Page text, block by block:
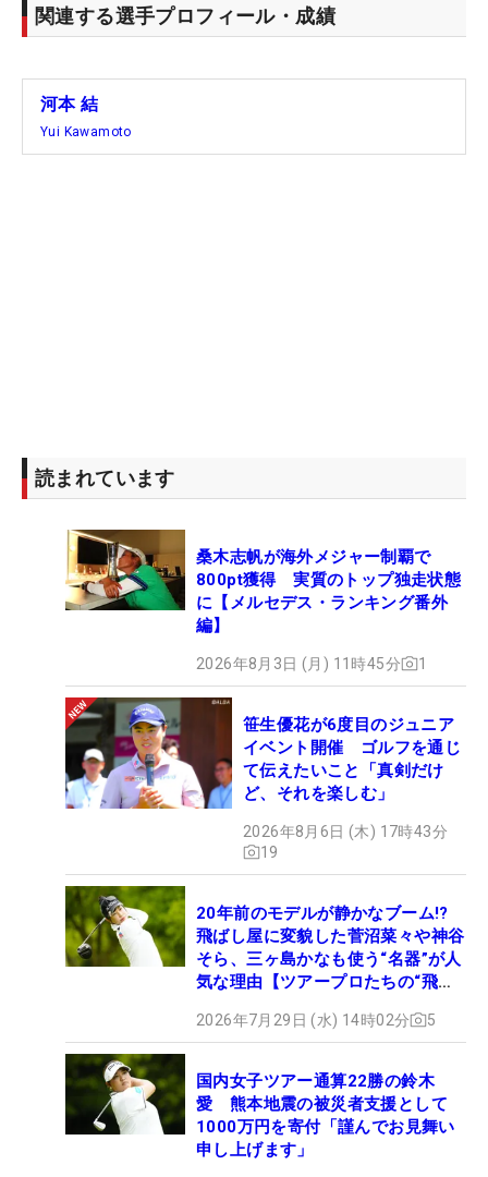
関連する選手プロフィール・成績
河本 結
Yui Kawamoto
読まれています
桑木志帆が海外メジャー制覇で
800pt獲得 実質のトップ独走状態
に【メルセデス・ランキング番外
編】
2026年8月3日 (月) 11時45分 1
笹生優花が6度目のジュニア
イベント開催 ゴルフを通じ
て伝えたいこと「真剣だけ
ど、それを楽しむ」
2026年8月6日 (木) 17時43分
19
20年前のモデルが静かなブーム!?
飛ばし屋に変貌した菅沼菜々や神谷
そら、三ヶ島かなも使う“名器”が人
気な理由【ツアープロたちの“飛ば
2026年7月29日 (水) 14時02分 5
国内女子ツアー通算22勝の鈴木
愛 熊本地震の被災者支援として
1000万円を寄付「謹んでお見舞い
申し上げます」